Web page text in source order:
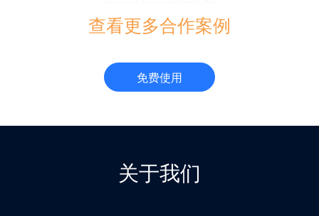
查看更多合作案例
免费使用
关于我们